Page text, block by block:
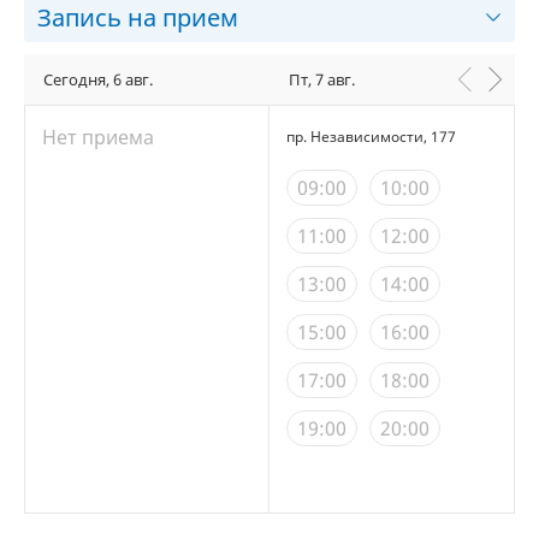
Запись на прием
Сегодня, 6 авг.
Нет приема
Пт, 7 авг.
пр. Независимости, 177
09:00
10:00
11:00
12:00
13:00
14:00
15:00
16:00
17:00
18:00
19:00
20:00